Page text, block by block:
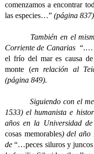
comenzamos a encontrar
las especies…” (página
También en el mismo
Corriente de Canarias “.…
el frío del mar es causa
monte (en relación al
(página 849).
Siguiendo con el
1533) el humanista e
años en la Universidad
cosas memorables) del año
de“…peces siluros y